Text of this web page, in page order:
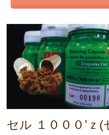
セル １０００’ｚ(